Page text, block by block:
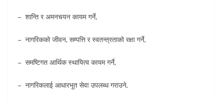
– शान्ति र अमनचयन कायम गर्ने,
– नागरिकको जीवन, सम्पत्ति र स्वतन्त्रताको रक्षा गर्ने,
– समष्टिगत आर्थिक स्थायित्व कायम गर्ने,
– नागरिकलाई आधारभूत सेवा उपलब्ध गराउने,